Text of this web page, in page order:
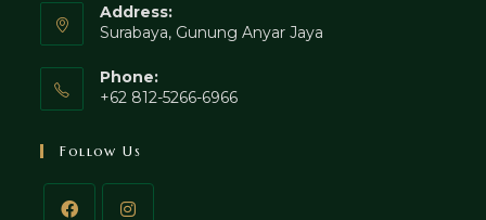
Address:
Surabaya, Gunung Anyar Jaya
Phone:
+62 812-5266-6966
Follow Us